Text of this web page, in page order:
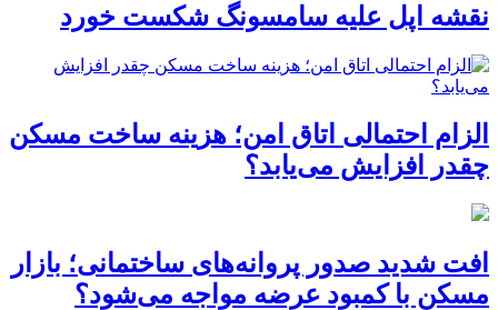
نقشه اپل علیه سامسونگ شکست خورد
الزام احتمالی اتاق امن؛ هزینه ساخت مسکن
چقدر افزایش می‌یابد؟
افت شدید صدور پروانه‌های ساختمانی؛ بازار
مسکن با کمبود عرضه مواجه می‌شود؟